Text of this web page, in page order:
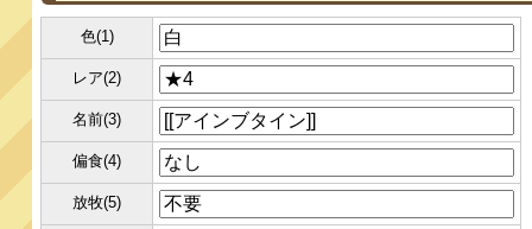
色(1)
レア(2)
名前(3)
偏食(4)
放牧(5)